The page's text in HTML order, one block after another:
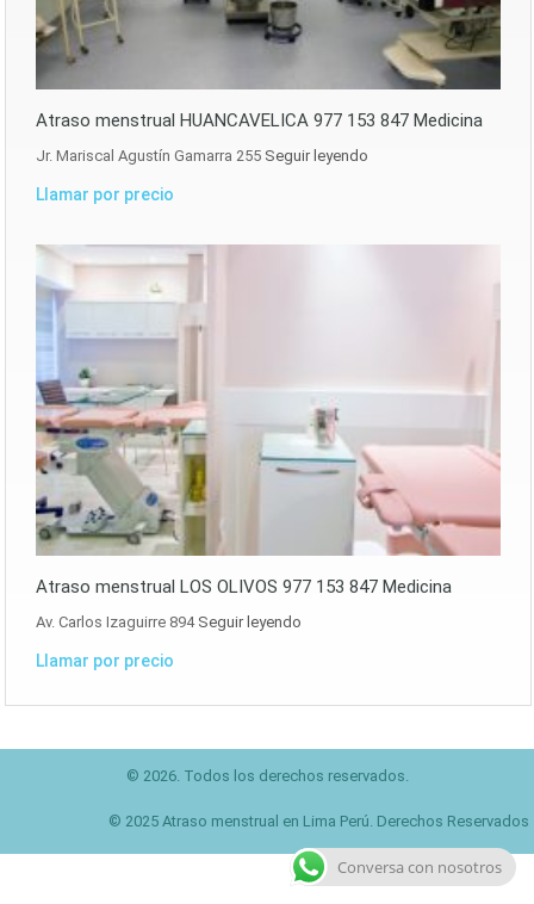
Atraso menstrual HUANCAVELICA 977 153 847 Medicina
Jr. Mariscal Agustín Gamarra 255 Seguir leyendo
Llamar por precio
Atraso menstrual LOS OLIVOS 977 153 847 Medicina
Av. Carlos Izaguirre 894 Seguir leyendo
Llamar por precio
© 2026. Todos los derechos reservados.
© 2025 Atraso menstrual en Lima Perú. Derechos Reservados
Conversa con nosotros